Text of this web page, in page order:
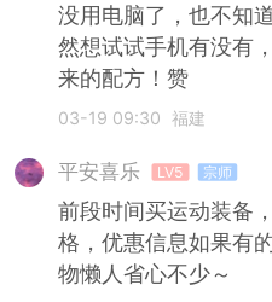
没用电脑了，也不知
然想试试手机有没有
来的配方！赞
03-19 09:30 福建
平安喜乐 LV5 宗师
前段时间买运动装备
格，优惠信息如果有
物懒人省心不少～